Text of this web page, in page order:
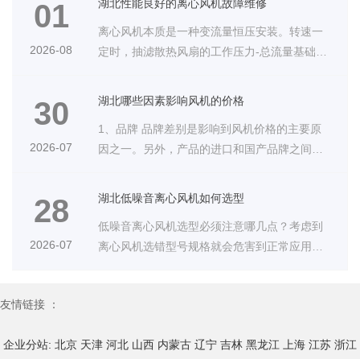
01
2026-08
湖北性能良好的离心风机故障维修
离心风机本质是一种变流量恒压安装。转速一
定时，抽滤散热风扇的工作压力-总流量基础理
30
2026-07
湖北哪些因素影响风机的价格
1、品牌 品牌差别是影响到风机价格的主要原
因之一。另外，产品的进口和国产品牌之间也
28
2026-07
湖北低噪音离心风机如何选型
低噪音离心风机选型必须注意哪几点？考虑到
离心风机选错型号规格就会危害到正常应用。
友情链接 ：
企业分站: 北京 天津 河北 山西 内蒙古 辽宁 吉林 黑龙江 上海 江苏 浙江